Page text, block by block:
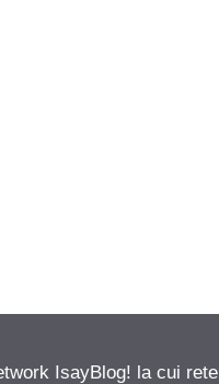
IsayBlog! la cui rete